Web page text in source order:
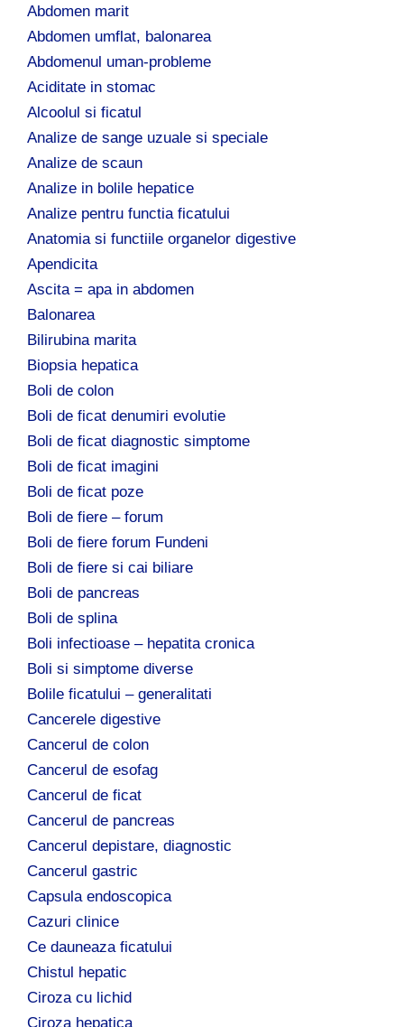
p
ă
:
Abdomen marit
Abdomen umflat, balonarea
Abdomenul uman-probleme
Aciditate in stomac
Alcoolul si ficatul
Analize de sange uzuale si speciale
Analize de scaun
Analize in bolile hepatice
Analize pentru functia ficatului
Anatomia si functiile organelor digestive
Apendicita
Ascita = apa in abdomen
Balonarea
Bilirubina marita
Biopsia hepatica
Boli de colon
Boli de ficat denumiri evolutie
Boli de ficat diagnostic simptome
Boli de ficat imagini
Boli de ficat poze
Boli de fiere – forum
Boli de fiere forum Fundeni
Boli de fiere si cai biliare
Boli de pancreas
Boli de splina
Boli infectioase – hepatita cronica
Boli si simptome diverse
Bolile ficatului – generalitati
Cancerele digestive
Cancerul de colon
Cancerul de esofag
Cancerul de ficat
Cancerul de pancreas
Cancerul depistare, diagnostic
Cancerul gastric
Capsula endoscopica
Cazuri clinice
Ce dauneaza ficatului
Chistul hepatic
Ciroza cu lichid
Ciroza hepatica